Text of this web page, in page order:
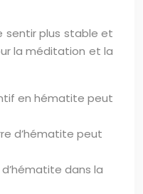
sentir plus stable et
la méditation et la
en hématite peut
d’hématite peut
dans la